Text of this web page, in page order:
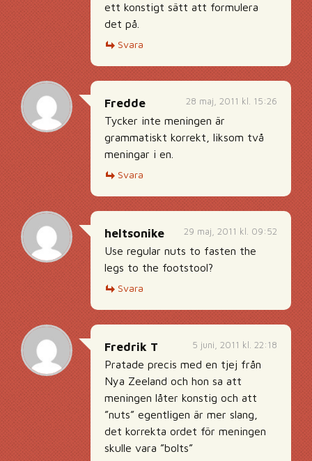
ett konstigt sätt att formulera
det på.
Svara
28 maj, 2011 kl. 15:26
Fredde
Tycker inte meningen är
grammatiskt korrekt, liksom två
meningar i en.
Svara
29 maj, 2011 kl. 09:52
heltsonike
Use regular nuts to fasten the
legs to the footstool?
Svara
5 juni, 2011 kl. 22:18
Fredrik T
Pratade precis med en tjej från
Nya Zeeland och hon sa att
meningen låter konstig och att
”nuts” egentligen är mer slang,
det korrekta ordet för meningen
skulle vara ”bolts”